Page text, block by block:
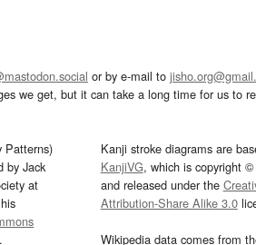
or by e-mail to
we get, but it can take a long time for us to
Patterns)
by Jack
at
.
Kanji stroke diagrams are
KanjiVG, which is copyright
and released under the
Attribution-Share Alike 3.0
Wikipedia data comes from